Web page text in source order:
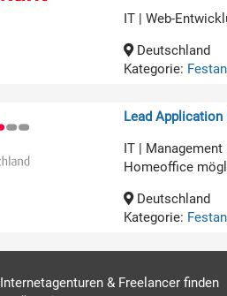
IT | Web-
Deutschland
Kategorie:
Lead Application
IT |
Homeoffice
Deutschland
Kategorie:
Internetagenturen & Freelancer finden